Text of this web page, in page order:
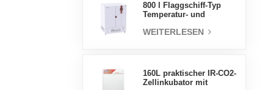
800 l Flaggschiff-Typ
Temperatur- und
Inkubatorkammer,
WEITERLESEN
160L praktischer IR-CO2-
Zellinkubator mit